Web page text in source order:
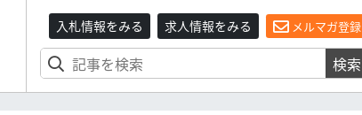
入札情報をみる 求人情報をみる メルマガ登録
検索